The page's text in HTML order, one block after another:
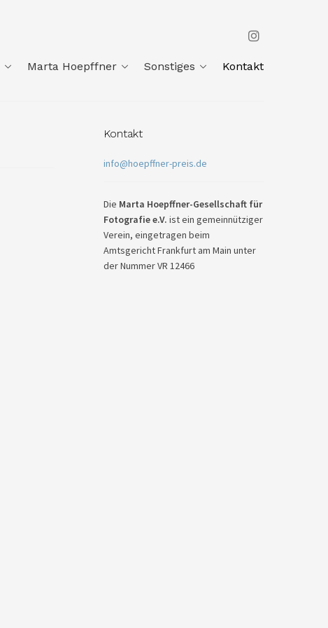
Marta Hoepffner Sonstiges Kontakt
Kontakt
info@hoepffner-preis.de
Die Marta Hoepffner-Gesellschaft für
Fotografie e.V. ist ein gemeinnütziger
Verein, eingetragen beim
Amtsgericht Frankfurt am Main unter
der Nummer VR 12466